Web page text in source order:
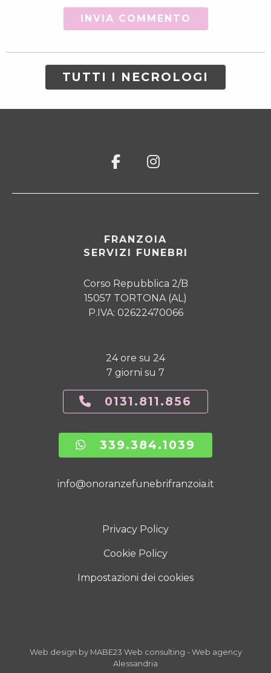
TUTTI I NECROLOGI
FRANZOIA
SERVIZI FUNEBRI
Corso Repubblica 2/B
15057 TORTONA (AL)
P.IVA: 02622470066
24 ore su 24
7 giorni su 7
0131.811.856
339.384.1039
info@onoranzefunebrifranzoia.it
Privacy Policy
Cookie Policy
Impostazioni dei cookies
Web design by MABE23 Web consulting - Web agency
Alessandria